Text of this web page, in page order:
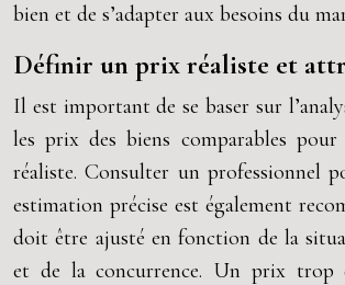
bien et de s’adapter aux besoins du
Définir un prix réaliste et
Il est important de se baser sur
les prix des biens comparables
réaliste. Consulter un professionnel
estimation précise est également
doit être ajusté en fonction de la
et de la concurrence. Un prix trop